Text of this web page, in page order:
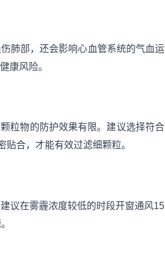
肺部，还会影响心血管系统的气血运
康风险。
粒物的防护效果有限。建议选择符合
合，才能有效过滤细颗粒。
议在雾霾浓度较低的时段开窗通风15